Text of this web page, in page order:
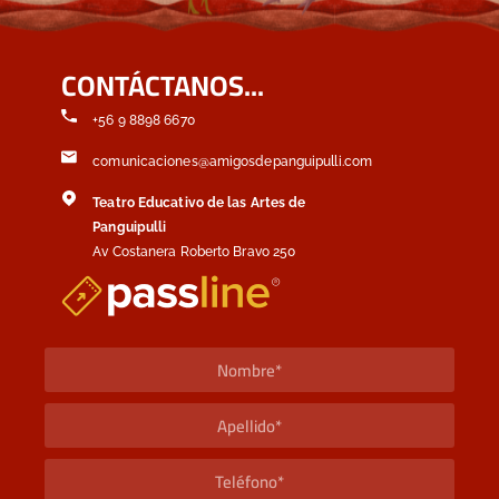
CONTÁCTANOS...
+56 9 8898 6670
comunicaciones@amigosdepanguipulli.com
Teatro Educativo de las Artes de
Panguipulli
Av Costanera Roberto Bravo 250